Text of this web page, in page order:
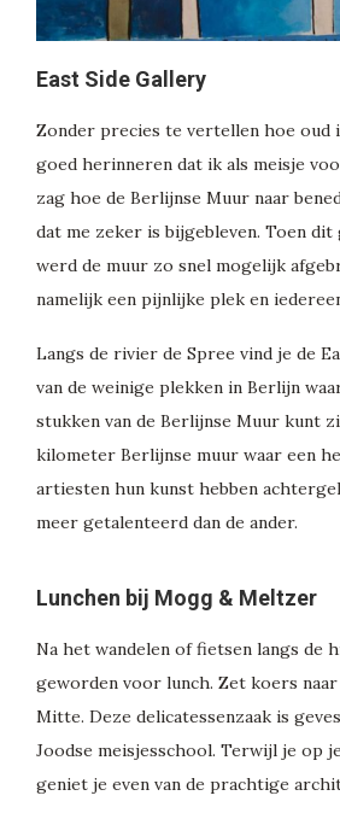
East Side Gallery
Zonder precies te vertellen hoe oud
goed herinneren dat ik als meisje
zag hoe de Berlijnse Muur naar
dat me zeker is bijgebleven. Toen dit
werd de muur zo snel mogelijk
namelijk een pijnlijke plek en
Langs de rivier de Spree vind je de
van de weinige plekken in Berlijn
stukken van de Berlijnse Muur kunt
kilometer Berlijnse muur waar een
artiesten hun kunst hebben
meer getalenteerd dan de ander.
Lunchen bij Mogg & Meltzer
Na het wandelen of fietsen langs de
geworden voor lunch. Zet koers naar
Mitte. Deze delicatessenzaak is
Joodse meisjesschool. Terwijl je op
geniet je even van de prachtige